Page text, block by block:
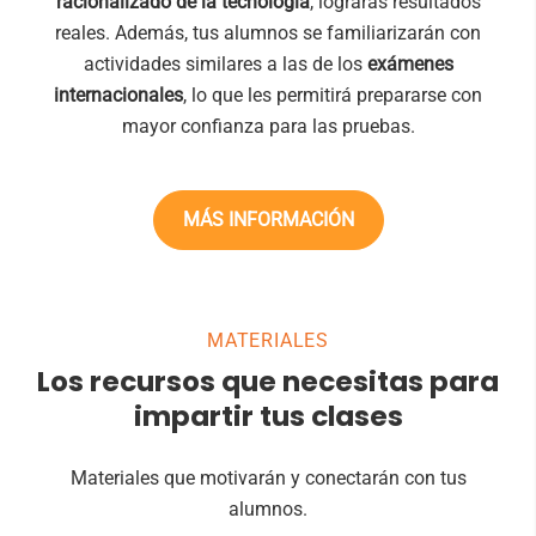
reales. Además, tus alumnos se familiarizarán con
actividades similares a las de los exámenes
internacionales, lo que les permitirá prepararse con
mayor confianza para las pruebas.
MÁS INFORMACIÓN
MATERIALES
Los recursos que necesitas para
impartir tus clases
Materiales que motivarán y conectarán con tus
alumnos.